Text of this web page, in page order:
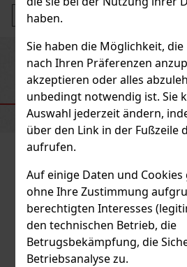
haben.
Sie haben die Möglichkeit,
nach Ihren Präferenzen
akzeptieren oder alles
unbedingt notwendig ist. Sie
Auswahl jederzeit ändern,
über den Link in der Fußzeile
aufrufen.
Auf einige Daten und
ohne Ihre Zustimmung
berechtigten Interesses
den technischen Betrieb, die
Betrugsbekämpfung, die
Betriebsanalyse zu.
Gordo 1/20
EMPFOHLENE